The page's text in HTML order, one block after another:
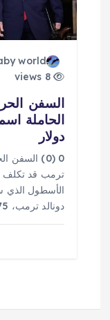
world
8 views
السفن
دولار
0 (0) السفن
دونالد ترمب، 275 مليار…